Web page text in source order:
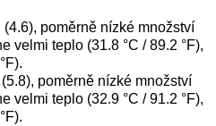
poměrně nízké množství
velmi teplo (31.8 °C / 89.2 °F),
poměrně nízké množství
velmi teplo (32.9 °C / 91.2 °F),